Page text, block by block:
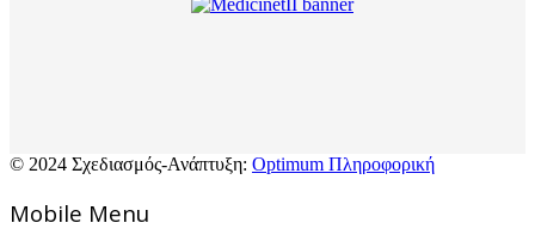
© 2024 Σχεδιασμός-Ανάπτυξη: Optimum Πληροφορική
Mοbile Menu